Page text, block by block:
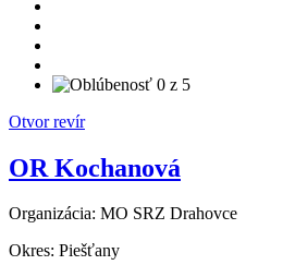
Otvor revír
OR Kochanová
Organizácia: MO SRZ Drahovce
Okres: Piešťany